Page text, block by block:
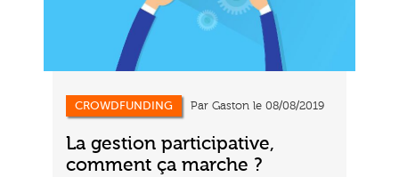
CROWDFUNDING Par Gaston le 08/08/2019
La gestion participative,
comment ça marche ?